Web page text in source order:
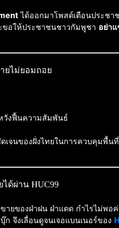
ได้ออกมาโพสต์เตือนประชา
ขอให้ประชาชนชาวกัมพูชา อย่าแ
ยไม่ยอมถอย
วังฟื้นความสัมพันธ์
จนของฝั่งไทยในการควบคุมพื้นที่
ด้ผ่าน HUC99
ยของฝ่าฝน ฝ่าแดด กำไรไม่พอค่
ก จึงเลื่อนดูจนเจอแบนเนอร์ของ